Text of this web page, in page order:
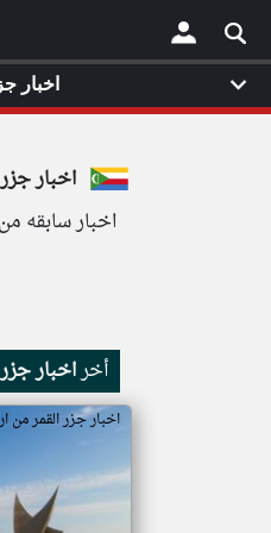
×
اخبار
اخبار سابقه من
أخراخبار
اخبار جزر القمر من
اخبار